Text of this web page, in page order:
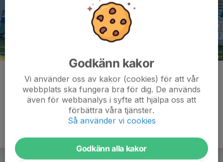
Kommentarer
Godkänn kakor
Vi använder oss av kakor (cookies) för att vår
webbplats ska fungera bra för dig. De används
även för webbanalys i syfte att hjälpa oss att
förbättra våra tjänster.
Så använder vi cookies
Godkänn alla kakor